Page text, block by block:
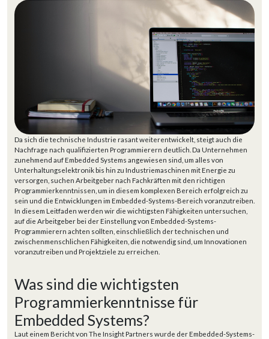
Da sich die technische Industrie rasant weiterentwickelt, steigt auch die
Nachfrage nach qualifizierten Programmierern deutlich. Da Unternehmen
zunehmend auf Embedded Systems angewiesen sind, um alles von
Unterhaltungselektronik bis hin zu Industriemaschinen mit Energie zu
versorgen, suchen Arbeitgeber nach Fachkräften mit den richtigen
Programmierkenntnissen, um in diesem komplexen Bereich erfolgreich zu
sein und die Entwicklungen im Embedded-Systems-Bereich voranzutreiben.
In diesem Leitfaden werden wir die wichtigsten Fähigkeiten untersuchen,
auf die Arbeitgeber bei der Einstellung von Embedded-Systems-
Programmierern achten sollten, einschließlich der technischen und
zwischenmenschlichen Fähigkeiten, die notwendig sind, um Innovationen
voranzutreiben und Projektziele zu erreichen.
Was sind die wichtigsten
Programmierkenntnisse für
Embedded Systems?
Laut einem Bericht von The Insight Partners wurde der Embedded-Systems-